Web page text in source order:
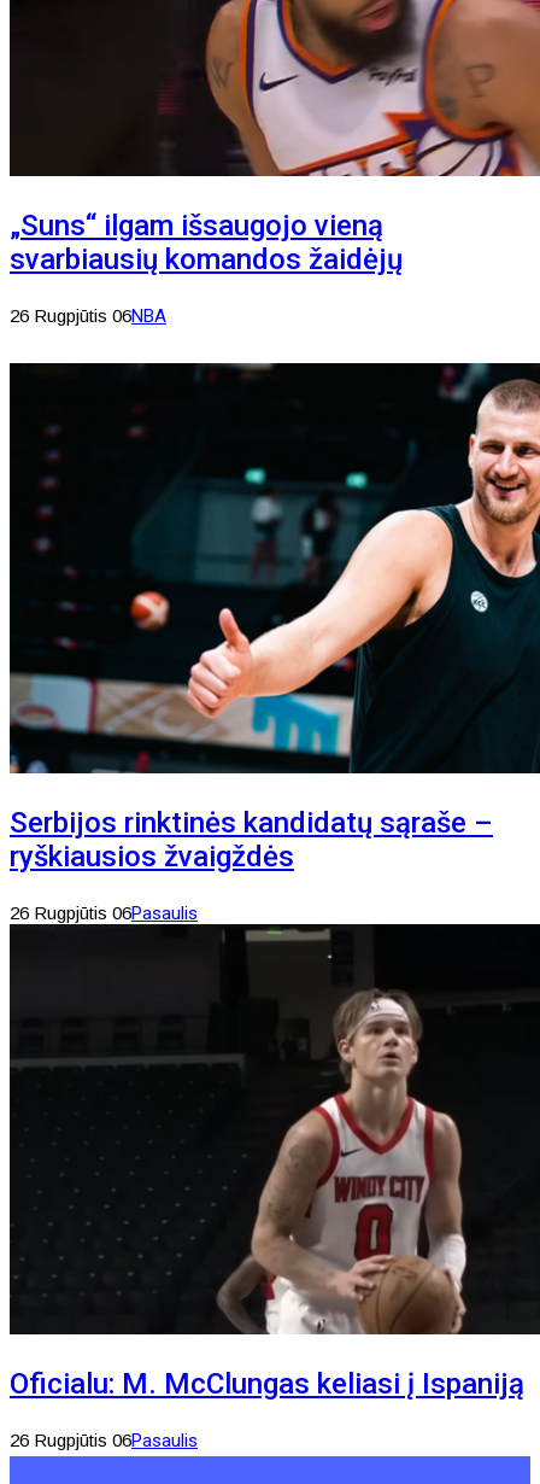
„Suns“ ilgam išsaugojo vieną
svarbiausių komandos žaidėjų
26 Rugpjūtis 06NBA
Serbijos rinktinės kandidatų sąraše –
ryškiausios žvaigždės
26 Rugpjūtis 06Pasaulis
Oficialu: M. McClungas keliasi į Ispaniją
26 Rugpjūtis 06Pasaulis